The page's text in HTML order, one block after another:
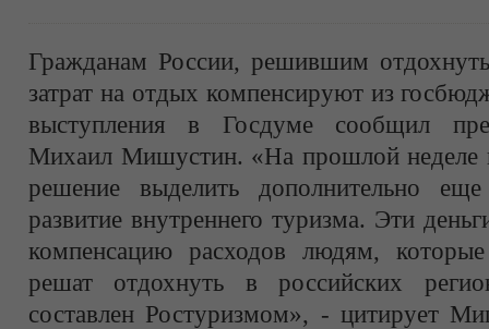
Гражданам России, решившим
затрат на отдых компенсируют из
выступления в Госдуме сообщил
Михаил Мишустин. «На прошлой неделе
решение выделить дополнительно
развитие внутреннего туризма. Эти
компенсацию расходов людям,
решат отдохнуть в российских
составлен Ростуризмом», - цитирует